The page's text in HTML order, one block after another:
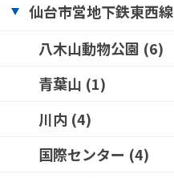
仙台市営地下鉄東西線
八木山動物公園 (6)
青葉山 (1)
川内 (4)
国際センター (4)